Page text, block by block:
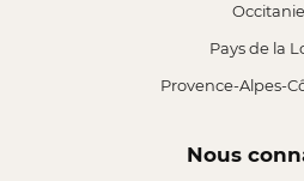
Occitanie
Pays de la
Provence-Alpes-
Nous